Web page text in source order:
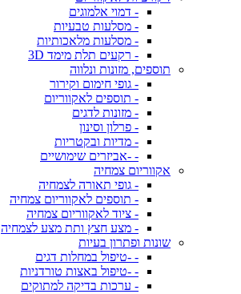
- דמוי אלמוגים
- מסלעות טבעיות
- מסלעות מלאכותיות
- רקעים תלת מימד 3D
תוספים, מזונות ונלווה
- גופי חימום וקירור
- תוספים לאקווריום
- מזונות לדגים
- פרלון וסינון
- מדיות ובקטריות
- -אביזרים שימושיים
אקווריום צמחיה
- גופי תאורה לצמחיה
- תוספים לאקווריום צמחיה
- ציוד לאקווריום צמחיה
- מצע חצץ ותת מצע לצמחיה
שונות ופתרון בעיות
- -טיפול במחלות דגים
- -טיפול באצות טורדניות
- ערכות בדיקה למתוקים